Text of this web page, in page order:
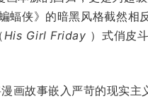
侠》的暗黑风格截然相
His Girl Friday ）式俏皮
画故事嵌入严苛的现实